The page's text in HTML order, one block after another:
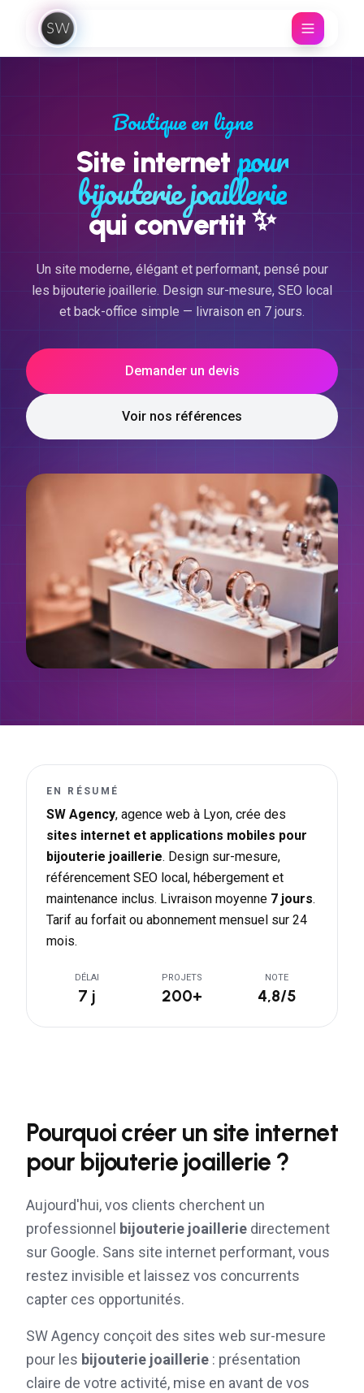
Aller au contenu
Boutique en ligne
Site internet pour
bijouterie joaillerie
qui convertit✨
Un site moderne, élégant et performant, pensé pour
les bijouterie joaillerie. Design sur-mesure, SEO local
et back-office simple — livraison en 7 jours.
Demander un devis
Voir nos références
EN RÉSUMÉ
SW Agency, agence web à Lyon, crée des
sites internet et applications mobiles pour
bijouterie joaillerie. Design sur-mesure,
référencement SEO local, hébergement et
maintenance inclus. Livraison moyenne 7 jours.
Tarif au forfait ou abonnement mensuel sur 24
mois.
DÉLAI
7 j
PROJETS
200+
NOTE
4,8/5
Pourquoi créer un site internet
pourbijouterie joaillerie ?
Aujourd'hui, vos clients cherchent un
professionnel bijouterie joaillerie directement
sur Google. Sans site internet performant, vous
restez invisible et laissez vos concurrents
capter ces opportunités.
SW Agency conçoit des sites web sur-mesure
pour les bijouterie joaillerie : présentation
claire de votre activité, mise en avant de vos